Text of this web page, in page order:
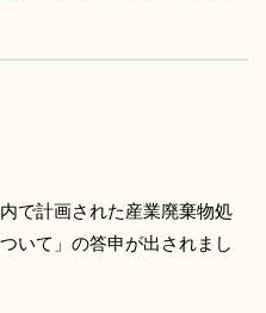
で計画された産業廃棄物処
いて」の答申が出されまし